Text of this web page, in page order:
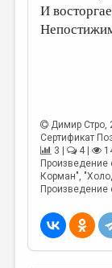
МАЛАЯ ПРОЗА
ЭССЕИСТИКА
ПУБЛИЦИСТИКА
ЦИКЛЫ
МЕДИА
И
Димир Стро,
Сертификат
3 |
4 |
Произведение
Корман",
Произведение